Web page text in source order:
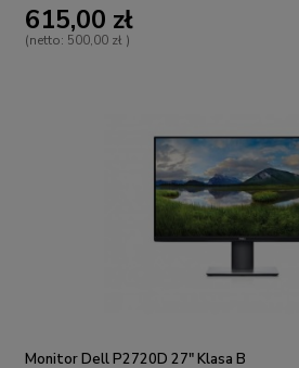
615,00 zł
(netto: 500,00 zł )
Monitor Dell P2720D 27" Klasa B